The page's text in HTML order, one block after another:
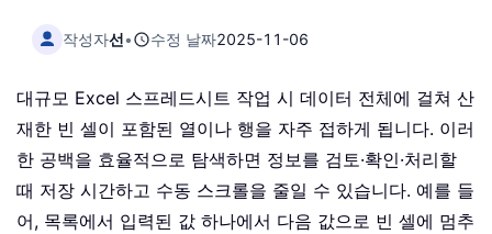
작성자선• 수정 날짜2025-11-06
대규모 Excel 스프레드시트 작업 시 데이터 전체에 걸쳐 산
재한 빈 셀이 포함된 열이나 행을 자주 접하게 됩니다. 이러
한 공백을 효율적으로 탐색하면 정보를 검토·확인·처리할
때 저장 시간하고 수동 스크롤을 줄일 수 있습니다. 예를 들
어, 목록에서 입력된 값 하나에서 다음 값으로 빈 셀에 멈추